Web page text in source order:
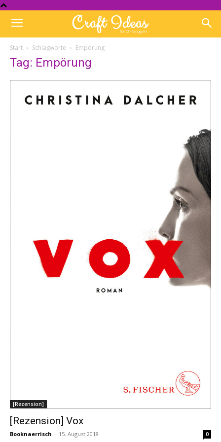
Start Schlagworte Empörung
Tag: Empörung
[Rezension]
[Rezension] Vox
Booknaerrisch - 15. August 2018 0